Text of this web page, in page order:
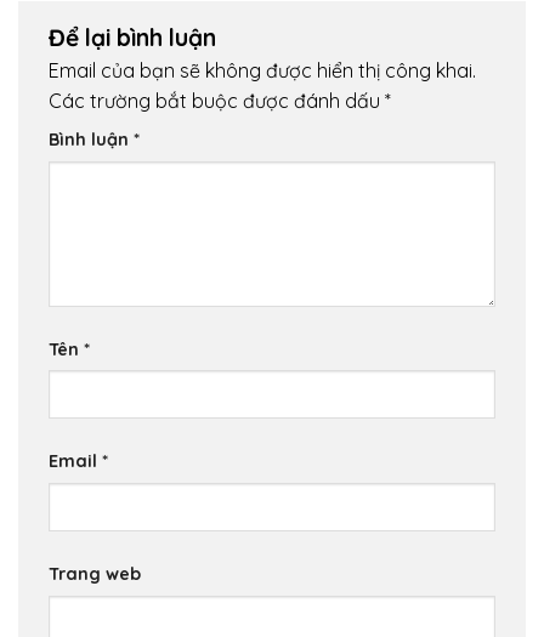
Để lại bình luận
Email của bạn sẽ không được hiển thị công khai.
Các trường bắt buộc được đánh dấu *
Bình luận *
Tên *
Email *
Trang web